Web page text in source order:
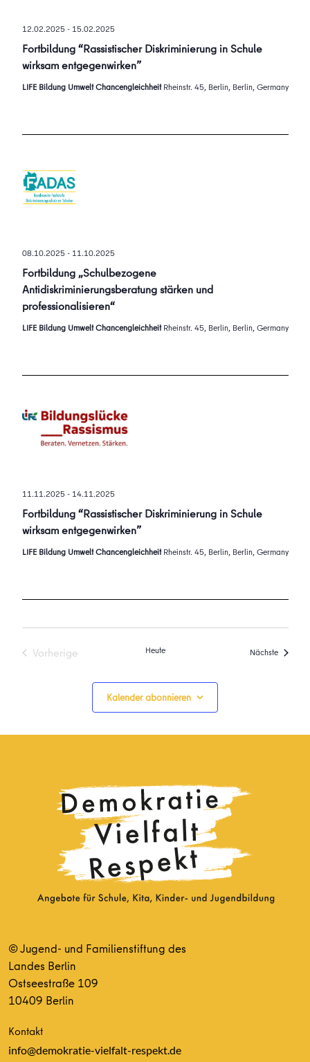
Fortbildung “Rassistischer Diskriminierung in Schule
wirksam entgegenwirken”
12.02.2025- 15.02.2025
LIFE Bildung Umwelt ChancengleichheitRheinstr. 45, Berlin, Berlin, Germany
Fortbildung „Schulbezogene
Antidiskriminierungsberatung stärken und
professionalisieren“
08.10.2025- 11.10.2025
LIFE Bildung Umwelt ChancengleichheitRheinstr. 45, Berlin, Berlin, Germany
Fortbildung “Rassistischer Diskriminierung in Schule
wirksam entgegenwirken”
11.11.2025- 14.11.2025
LIFE Bildung Umwelt ChancengleichheitRheinstr. 45, Berlin, Berlin, Germany
Vorherige
Heute Nächste
Kalender abonnieren
© Jugend- und Familienstiftung des
Landes Berlin
Ostseestraße 109
10409 Berlin
Kontakt
info@demokratie-vielfalt-respekt.de